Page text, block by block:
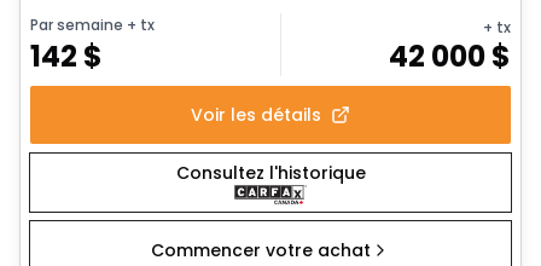
Par semaine + tx
142 $
+ tx
42 000$
Voir les détails
Consultez l'historique
Commencer votre achat